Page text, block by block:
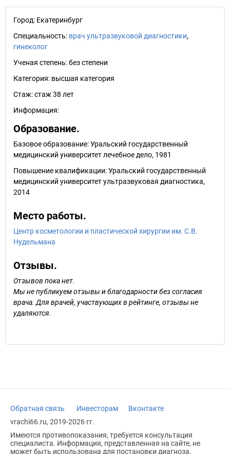
Город: Екатеринбург
Специальность: врач ультразвуковой диагностики,
гинеколог
Ученая степень:без степени
Категория: высшая категория
Стаж:стаж 38 лет
Информация:
Образование.
Базовое образование: Уральский государственный
медицинский университет лечебное дело, 1981
Повышение квалификации: Уральский государственный
медицинский университет ультразвуковая диагностика,
2014
Место работы.
Центр косметологии и пластической хирургии им. С.В.
Нудельмана
Отзывы.
Отзывов пока нет.
Мы не публикуем отзывы и благодарности без согласия
врача. Для врачей, участвующих в рейтинге, отзывы не
удаляются.
Обратная связь Инвесторам
Вконтакте
vrachi66.ru, 2019-2026 гг.
Имеются противопоказания, требуется консультация
специалиста. Информация, представленная на сайте, не
может быть использована для постановки диагноза,